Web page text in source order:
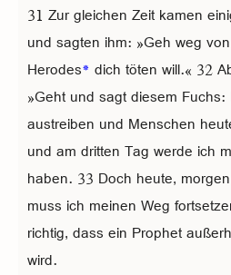
31 Zur gleichen Zeit kamen
und sagten ihm: »Geh weg
Herodes* dich töten will.« 32
»Geht und sagt diesem
austreiben und Menschen
und am dritten Tag werde ich
haben. 33 Doch heute,
muss ich meinen Weg
richtig, dass ein Prophet
wird.